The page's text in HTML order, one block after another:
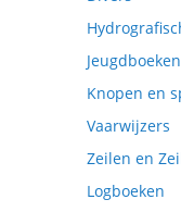
Jeugdboeken
Knopen en
Vaarwijzers
Zeilen en
Logboeken